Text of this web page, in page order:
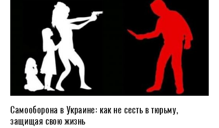
Самооборона в Украине: как не сесть в тюрьму,
защищая свою жизнь